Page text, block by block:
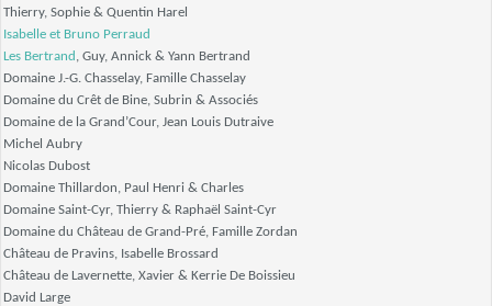
Thierry, Sophie & Quentin Harel
Isabelle et Bruno Perraud
Les Bertrand , Guy, Annick & Yann Bertrand
Domaine J.-G. Chasselay, Famille Chasselay
Domaine du Crêt de Bine, Subrin & Associés
Domaine de la Grand’Cour, Jean Louis Dutraive
Michel Aubry
Nicolas Dubost
Domaine Thillardon, Paul Henri & Charles
Domaine Saint-Cyr, Thierry & Raphaël Saint-Cyr
Domaine du Château de Grand-Pré, Famille Zordan
Château de Pravins, Isabelle Brossard
Château de Lavernette, Xavier & Kerrie De Boissieu
David Large